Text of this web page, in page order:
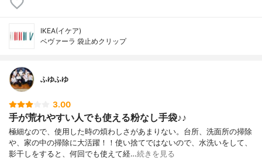
IKEA(イケア)
ベヴァーラ 袋止めクリップ
ふゆふゆ
3.00
手が荒れやすい人でも使える粉なし手袋♪♪
極細なので、使用した時の煩わしさがあまりない。台所、洗面所の掃除
や、家の中の掃除に大活躍！！使い捨てではないので、水洗いをして、
影干しをすると、何回でも使えて経…続きを見る